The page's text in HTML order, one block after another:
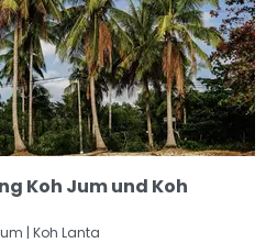
Koh Jum und Koh
| Koh Lanta